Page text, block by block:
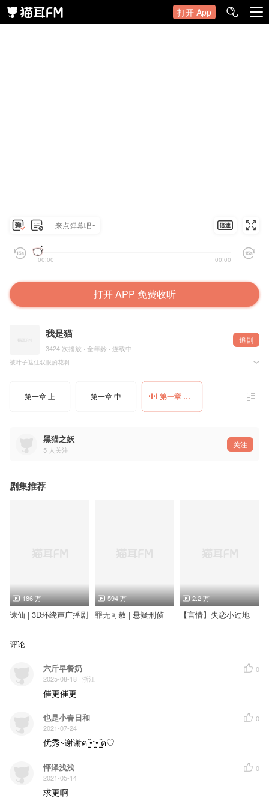
打开 App
来点弹幕吧~
00:00 00:00
打开 APP 免费收听
我是猫
3424 次播放 · 全年龄 · 连载中
追剧
被叶子遮住双眼的花啊
第一章 上 第一章 中 第一章 下 阿黑
黑猫之妖
5 人关注
关注
剧集推荐
186 万
诛仙 | 3D环绕声广播剧
594 万
罪无可赦 | 悬疑刑侦
2.2 万
【言情】失恋小过地
评论
六斤早餐奶
2025-08-18 · 浙江
0
催更催更
也是小春日和
2021-07-24
0
优秀~谢谢ฅ ̳͒•ˑ̫• ̳͒ฅ♡
怦泽浅浅
2021-05-14
0
求更啊